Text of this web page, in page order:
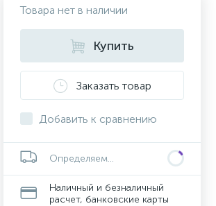
Товара нет в наличии
Купить
Заказать товар
Добавить к сравнению
Определяем...
Наличный и безналичный
расчет, банковские карты